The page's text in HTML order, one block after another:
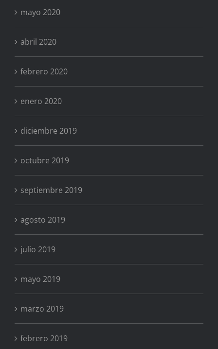
mayo 2020
abril 2020
febrero 2020
enero 2020
diciembre 2019
octubre 2019
septiembre 2019
agosto 2019
julio 2019
mayo 2019
marzo 2019
febrero 2019